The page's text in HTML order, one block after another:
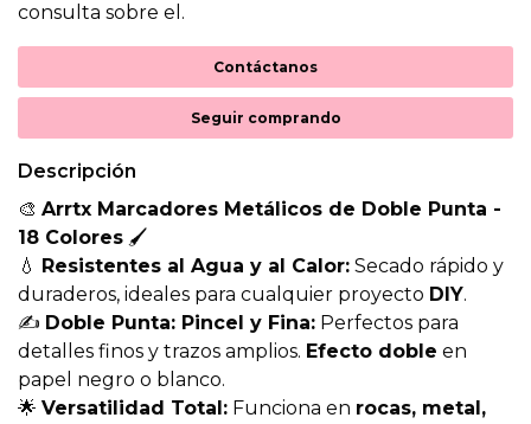
consulta sobre el.
Contáctanos
Seguir comprando
Descripción
🎨 Arrtx Marcadores Metálicos de Doble Punta -
18 Colores 🖌️
💧
Resistentes al Agua y al Calor: Secado rápido y
duraderos, ideales para cualquier proyecto DIY.
✍️ Doble Punta: Pincel y Fina: Perfectos para
detalles finos y trazos amplios. Efecto doble en
papel negro o blanco.
🌟 Versatilidad Total: Funciona en rocas, metal,